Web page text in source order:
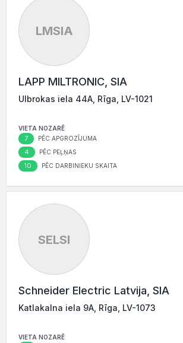
LMSIA
LAPP MILTRONIC, SIA
Ulbrokas iela 44A, Rīga, LV-1021
VIETA NOZARĒ
7 PĒC APGROZĪJUMA
4 PĒC PEĻŅAS
10 PĒC DARBINIEKU SKAITA
SELSI
Schneider Electric Latvija, SIA
Katlakalna iela 9A, Rīga, LV-1073
VIETA NOZARĒ